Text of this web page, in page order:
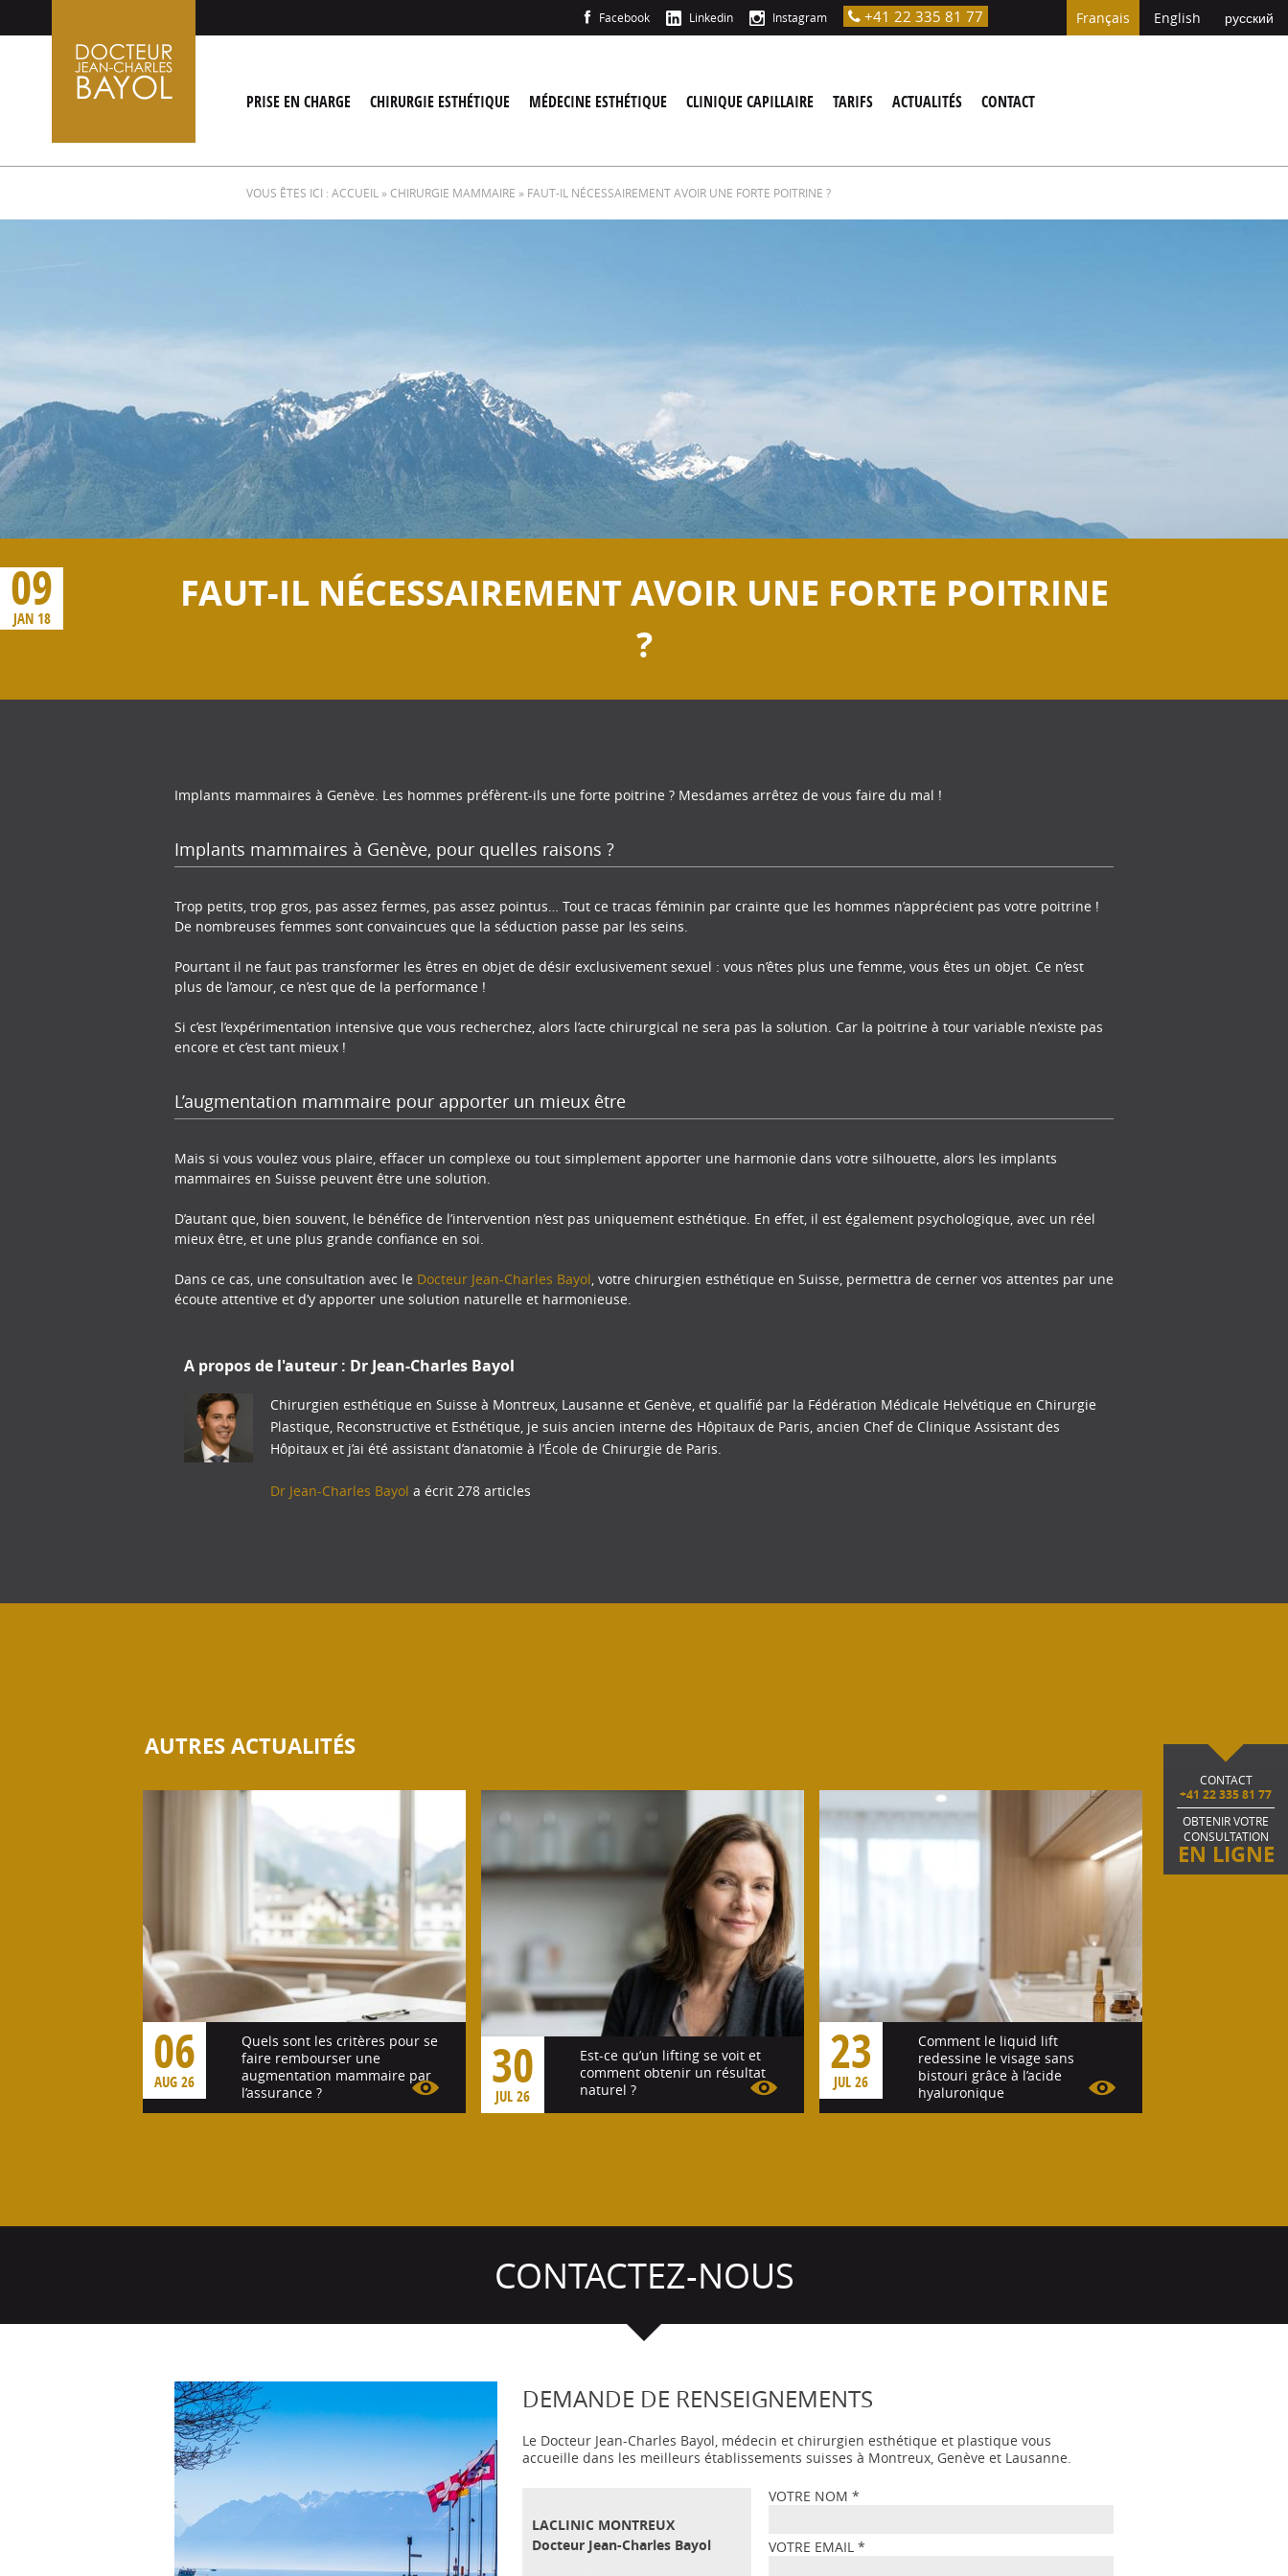
CONTACT
+41 22 335 81 77
OBTENIR VOTRE
CONSULTATION
EN LIGNE
Facebook Linkedin Instagram  +41 22 335 81 77 Français English русский
PRISE EN CHARGE CHIRURGIE ESTHÉTIQUE MÉDECINE ESTHÉTIQUE CLINIQUE CAPILLAIRE TARIFS ACTUALITÉS CONTACT
VOUS ÊTES ICI : ACCUEIL »CHIRURGIE MAMMAIRE » FAUT-IL NÉCESSAIREMENT AVOIR UNE FORTE POITRINE ?
09
JAN 18
FAUT-IL NÉCESSAIREMENT AVOIR UNE FORTE POITRINE
?
Implants mammaires à Genève. Les hommes préfèrent-ils une forte poitrine ? Mesdames arrêtez de vous faire du mal !
Implants mammaires à Genève, pour quelles raisons ?
Trop petits, trop gros, pas assez fermes, pas assez pointus… Tout ce tracas féminin par crainte que les hommes n’apprécient pas votre poitrine !
De nombreuses femmes sont convaincues que la séduction passe par les seins.
Pourtant il ne faut pas transformer les êtres en objet de désir exclusivement sexuel : vous n’êtes plus une femme, vous êtes un objet. Ce n’est
plus de l’amour, ce n’est que de la performance !
Si c’est l’expérimentation intensive que vous recherchez, alors l’acte chirurgical ne sera pas la solution. Car la poitrine à tour variable n’existe pas
encore et c’est tant mieux !
L’augmentation mammaire pour apporter un mieux être
Mais si vous voulez vous plaire, effacer un complexe ou tout simplement apporter une harmonie dans votre silhouette, alors les implants
mammaires en Suisse peuvent être une solution.
D’autant que, bien souvent, le bénéfice de l’intervention n’est pas uniquement esthétique. En effet, il est également psychologique, avec un réel
mieux être, et une plus grande confiance en soi.
Dans ce cas, une consultation avec le Docteur Jean-Charles Bayol, votre chirurgien esthétique en Suisse, permettra de cerner vos attentes par une
écoute attentive et d’y apporter une solution naturelle et harmonieuse.
A propos de l'auteur : Dr Jean-Charles Bayol
Chirurgien esthétique en Suisse à Montreux, Lausanne et Genève, et qualifié par la Fédération Médicale Helvétique en Chirurgie
Plastique, Reconstructive et Esthétique, je suis ancien interne des Hôpitaux de Paris, ancien Chef de Clinique Assistant des
Hôpitaux et j’ai été assistant d’anatomie à l’École de Chirurgie de Paris.
Dr Jean-Charles Bayol a écrit 278 articles
AUTRES ACTUALITÉS
06
AUG 26
Quels sont les critères pour se
faire rembourser une
augmentation mammaire par
l’assurance ?
30
JUL 26
Est-ce qu’un lifting se voit et
comment obtenir un résultat
naturel ?
23
JUL 26
Comment le liquid lift
redessine le visage sans
bistouri grâce à l’acide
hyaluronique
CONTACTEZ-NOUS
DEMANDE DE RENSEIGNEMENTS
Le Docteur Jean-Charles Bayol, médecin et chirurgien esthétique et plastique vous
accueille dans les meilleurs établissements suisses à Montreux, Genève et Lausanne.
LACLINIC MONTREUX
Docteur Jean-Charles Bayol
VOTRE NOM *
VOTRE EMAIL *